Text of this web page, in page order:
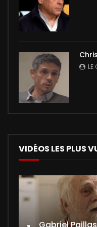
LE
VIDÉOS LES PLUS
Gabriel